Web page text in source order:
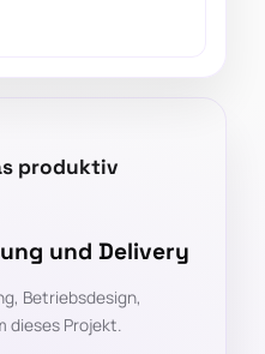
produktiv
und Delivery
Betriebsdesign,
dieses Projekt.